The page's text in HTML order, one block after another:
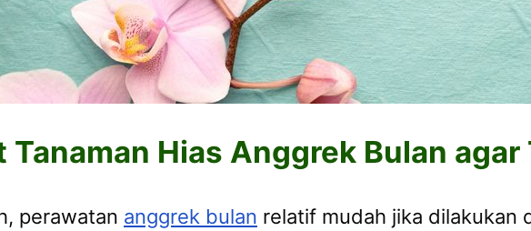
Tanaman Hias Anggrek Bulan
perawatan anggrek bulan relatif mudah jika dilakukan